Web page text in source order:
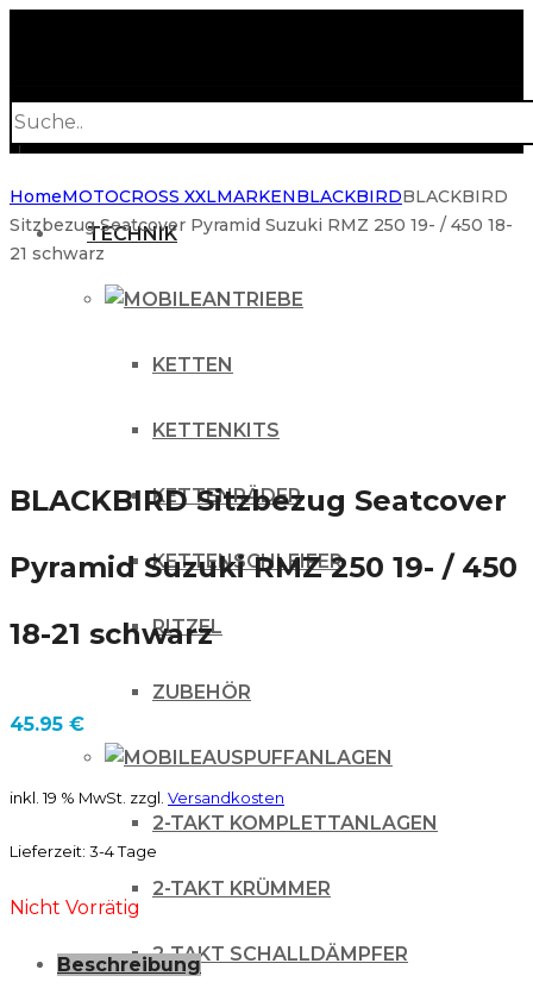
search
TECHNIK
ANTRIEBE
KETTEN
KETTENKITS
KETTENRÄDER
KETTENSCHLEIFER
RITZEL
ZUBEHÖR
AUSPUFFANLAGEN
2-TAKT KOMPLETTANLAGEN
2-TAKT KRÜMMER
2-TAKT SCHALLDÄMPFER
HomeMOTOCROSS XXLMARKENBLACKBIRDBLACKBIRD
Sitzbezug Seatcover Pyramid Suzuki RMZ 250 19- / 450 18-
21 schwarz
BLACKBIRD Sitzbezug Seatcover
Pyramid Suzuki RMZ 250 19- / 450
18-21 schwarz
45.95 €
inkl. 19 % MwSt. zzgl. Versandkosten
Lieferzeit: 3-4 Tage
Nicht Vorrätig
Beschreibung